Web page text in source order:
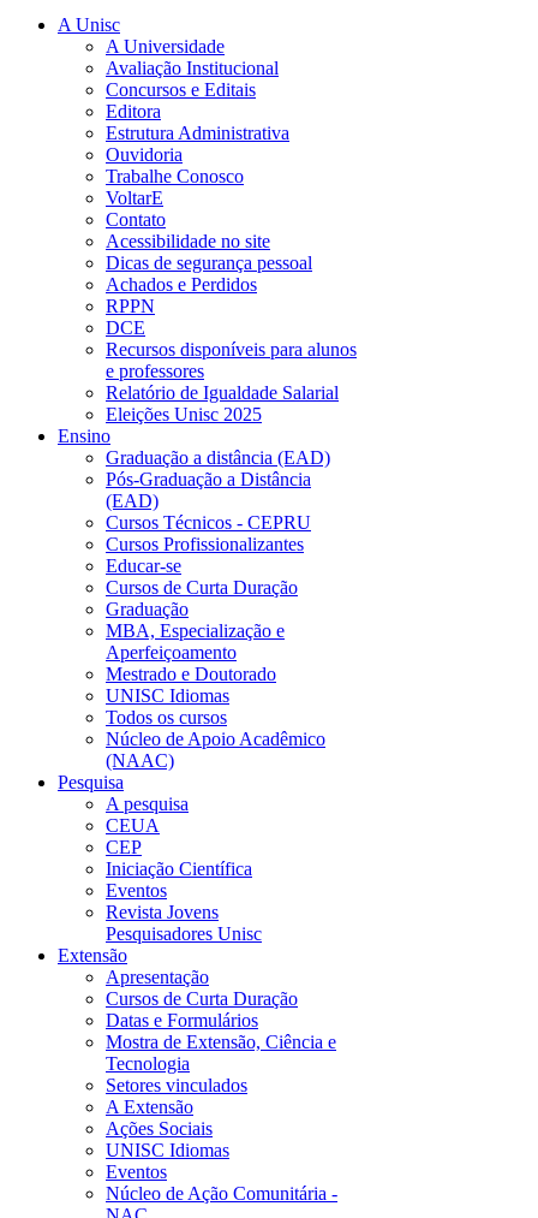
A Unisc
A Universidade
Avaliação Institucional
Concursos e Editais
Editora
Estrutura Administrativa
Ouvidoria
Trabalhe Conosco
VoltarE
Contato
Acessibilidade no site
Dicas de segurança pessoal
Achados e Perdidos
RPPN
DCE
Recursos disponíveis para alunos
e professores
Relatório de Igualdade Salarial
Eleições Unisc 2025
Ensino
Graduação a distância (EAD)
Pós-Graduação a Distância
(EAD)
Cursos Técnicos - CEPRU
Cursos Profissionalizantes
Educar-se
Cursos de Curta Duração
Graduação
MBA, Especialização e
Aperfeiçoamento
Mestrado e Doutorado
UNISC Idiomas
Todos os cursos
Núcleo de Apoio Acadêmico
(NAAC)
Pesquisa
A pesquisa
CEUA
CEP
Iniciação Científica
Eventos
Revista Jovens
Pesquisadores Unisc
Extensão
Apresentação
Cursos de Curta Duração
Datas e Formulários
Mostra de Extensão, Ciência e
Tecnologia
Setores vinculados
A Extensão
Ações Sociais
UNISC Idiomas
Eventos
Núcleo de Ação Comunitária -